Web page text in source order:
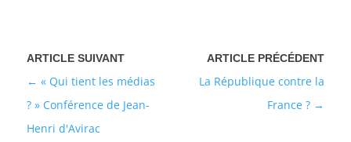
La République contre la
France ?
« Qui tient les médias
? » Conférence de Jean-
Henri d'Avirac